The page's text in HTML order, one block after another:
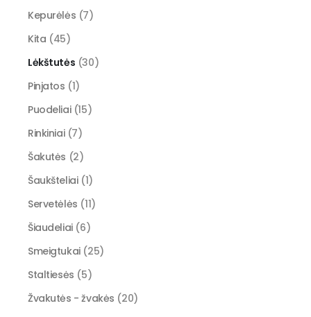
Kepurėlės (7)
Kita (45)
Lėkštutės (30)
Pinjatos (1)
Puodeliai (15)
Rinkiniai (7)
Šakutės (2)
Šaukšteliai (1)
Servetėlės (11)
Šiaudeliai (6)
Smeigtukai (25)
Staltiesės (5)
Žvakutės - žvakės (20)